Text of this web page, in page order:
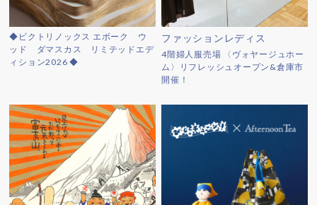
◆ビクトリノックス エボーク ウ
ッド ダマスカス リミテッドエデ
ィション2026 ◆
ファッションレディス
4階婦人服売場 〈ヴォヤージュホー
ム〉リフレッシュオープン&倉庫市
開催！